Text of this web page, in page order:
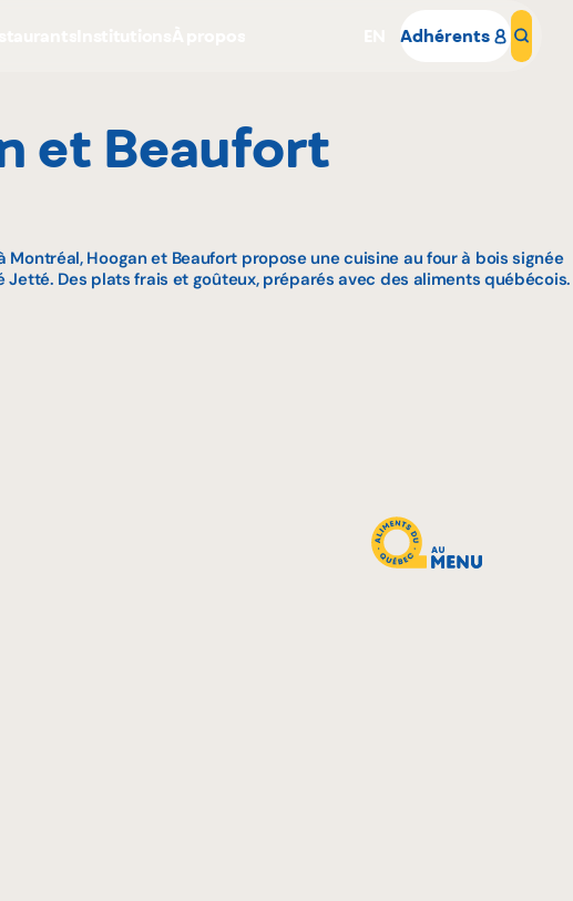
Adhérents
et Beaufort
Montréal, Hoogan et Beaufort propose une cuisine au four à bois signée
Des plats frais et goûteux, préparés avec des aliments québécois.